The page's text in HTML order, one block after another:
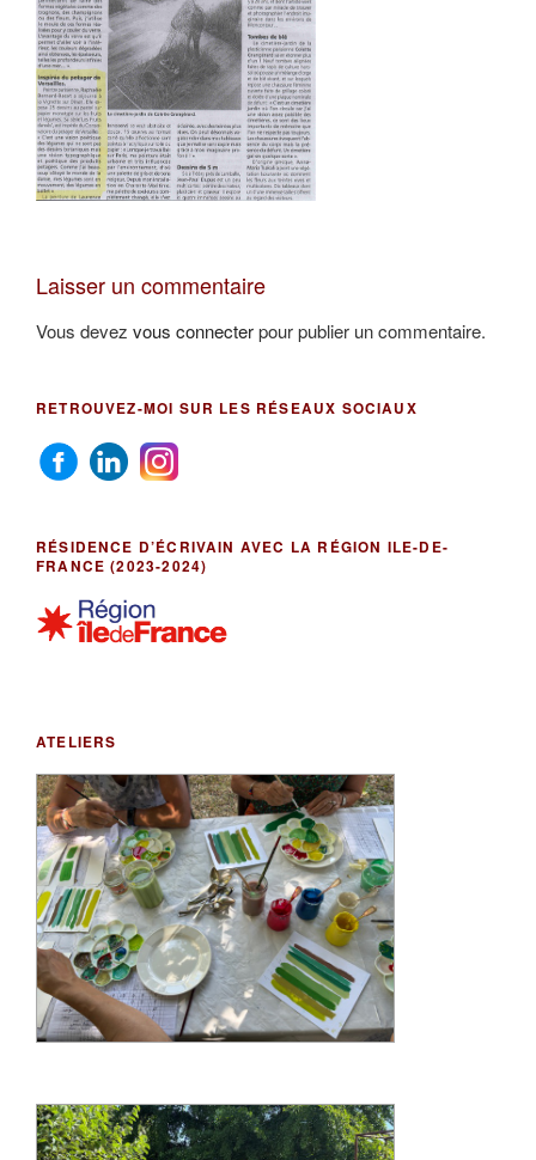
Laisser un commentaire
Vous devez vous connecterpour publier un commentaire.
RETROUVEZ-MOI SUR LES RÉSEAUX SOCIAUX
RÉSIDENCE D’ÉCRIVAIN AVEC LA RÉGION ILE-DE-
FRANCE (2023-2024)
ATELIERS